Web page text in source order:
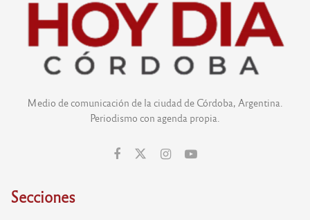
Medio de comunicación de la ciudad de Córdoba, Argentina.
Periodismo con agenda propia.
Secciones